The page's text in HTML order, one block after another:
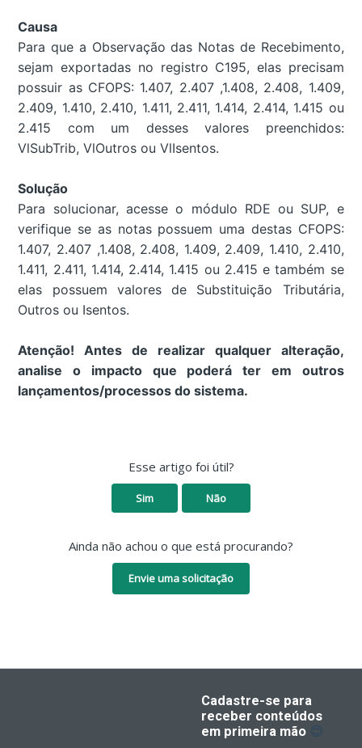
Causa
Para que a Observação das Notas de Recebimento,
sejam exportadas no registro C195, elas precisam
possuir as CFOPS: 1.407, 2.407 ,1.408, 2.408, 1.409,
2.409, 1.410, 2.410, 1.411, 2.411, 1.414, 2.414, 1.415 ou
2.415 com um desses valores preenchidos:
VlSubTrib, VlOutros ou VlIsentos.
Solução
Para solucionar, acesse o módulo RDE ou SUP, e
verifique se as notas possuem uma destas CFOPS:
1.407, 2.407 ,1.408, 2.408, 1.409, 2.409, 1.410, 2.410,
1.411, 2.411, 1.414, 2.414, 1.415 ou 2.415 e também se
elas possuem valores de Substituição Tributária,
Outros ou Isentos.
Atenção! Antes de realizar qualquer alteração,
analise o impacto que poderá ter em outros
lançamentos/processos do sistema.
Esse artigo foi útil?
Sim Não
Ainda não achou o que está procurando?
Envie uma solicitação